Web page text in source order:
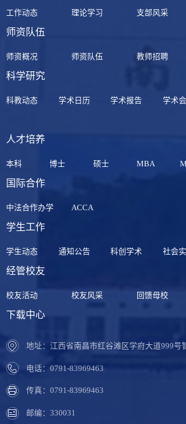
工作动态 理论学习 支部风采
师资队伍
师资概况 师资队伍 教师招聘
科学研究
科教动态 学术日历 学术报告 学术
人才培养
本科 博士 硕士 MBA
国际合作
中法合作办学 ACCA
学生工作
学生动态 通知公告 科创学术 社会
经管校友
校友活动 校友风采 回馈母校
下载中心
地址：江西省南昌市红谷滩区学府大道999号
电话：0791-83969463
传真：0791-83969463
邮编：330031